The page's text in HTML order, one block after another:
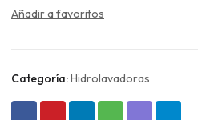
cantidad
Añadir a favoritos
Categoría:Hidrolavadoras